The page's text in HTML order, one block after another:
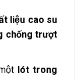
liệu cao su
chống trượt
lót trong